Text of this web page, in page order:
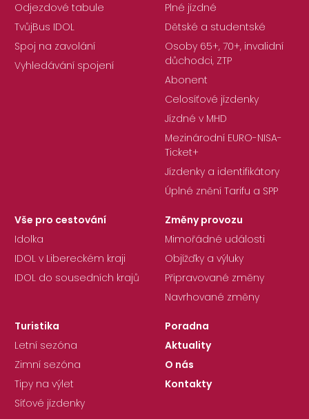
Odjezdové tabule
TvůjBus IDOL
Spoj na zavolání
Vyhledávání spojení
Plné jízdné
Dětské a studentské
Osoby 65+, 70+, invalidní
důchodci, ZTP
Abonent
Celosíťové jízdenky
Jízdné v MHD
Mezinárodní EURO-NISA-
Ticket+
Jízdenky a identifikátory
Úplné znění Tarifu a SPP
Vše pro cestování
Idolka
IDOL v Libereckém kraji
IDOL do sousedních krajů
Změny provozu
Mimořádné události
Objížďky a výluky
Připravované změny
Navrhované změny
Turistika
Letní sezóna
Zimní sezóna
Tipy na výlet
Síťové jízdenky
Poradna
Aktuality
O nás
Kontakty